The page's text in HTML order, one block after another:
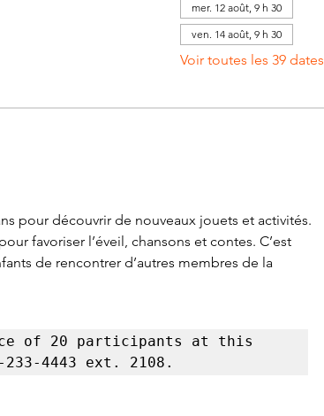
mer. 12 août, 9 h 30
ven. 14 août, 9 h 30
Voir toutes les 39 dates
pour découvrir de nouveaux jouets et activités.
favoriser l’éveil, chansons et contes. C’est
de rencontrer d’autres membres de la
of 20 participants at this
4443 ext. 2108.